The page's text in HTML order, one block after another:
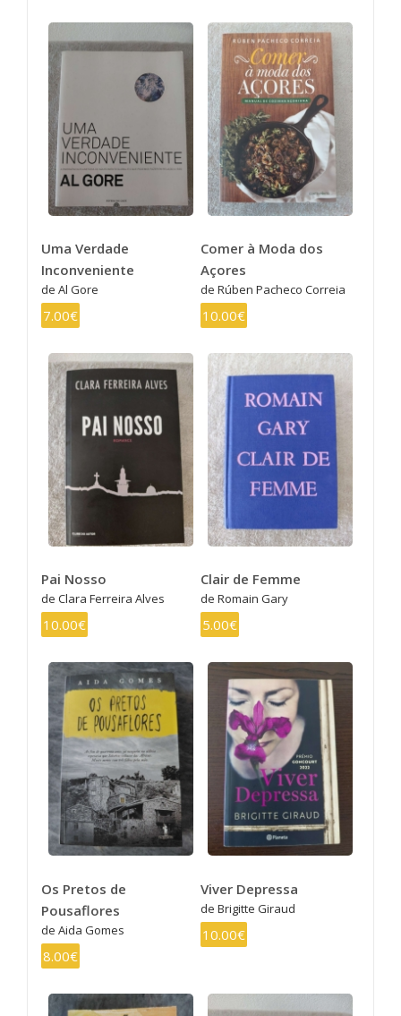
Uma Verdade
Inconveniente
de Al Gore
7.00€
Comer à Moda dos
Açores
de Rúben Pacheco Correia
10.00€
Pai Nosso
de Clara Ferreira Alves
10.00€
Clair de Femme
de Romain Gary
5.00€
Os Pretos de
Pousaflores
de Aida Gomes
8.00€
Viver Depressa
de Brigitte Giraud
10.00€